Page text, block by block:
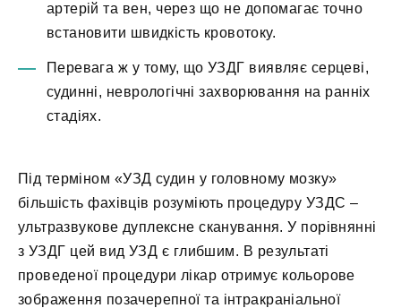
артерій та вен, через що не допомагає точно
встановити швидкість кровотоку.
Перевага ж у тому, що УЗДГ виявляє серцеві,
судинні, неврологічні захворювання на ранніх
стадіях.
Під терміном «УЗД судин у головному мозку»
більшість фахівців розуміють процедуру УЗДС –
ультразвукове дуплексне сканування. У порівнянні
з УЗДГ цей вид УЗД є глибшим. В результаті
проведеної процедури лікар отримує кольорове
зображення позачерепної та інтракраніальної